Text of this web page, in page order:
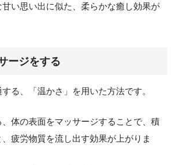
い思い出に似た、柔らかな癒し効果が
ージをする
る、「温かさ」を用いた方法です。
、体の表面をマッサージすることで、積
疲労物質を流し出す効果が上がりま